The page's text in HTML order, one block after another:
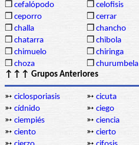
❒ cefalópodo ❒ celofisis
❒ ceporro ❒ cerrar
❒ challa ❒ chancho
❒ chatarra ❒ chibola
❒ chimuelo ❒ chiringa
❒ choza ❒ churumbela
↑↑↑ Grupos Anteriores
➳ ciclosporiasis ➳ cicuta
➳ cídnido ➳ ciego
➳ ciempiés ➳ ciencia
➳ ciento ➳ cierto